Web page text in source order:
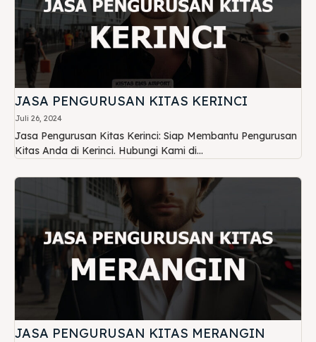
JASA PENGURUSAN KITAS KERINCI
Juli 26, 2024
Jasa Pengurusan Kitas Kerinci: Siap Membantu Pengurusan
Kitas Anda di Kerinci. Hubungi Kami di...
JASA PENGURUSAN KITAS MERANGIN